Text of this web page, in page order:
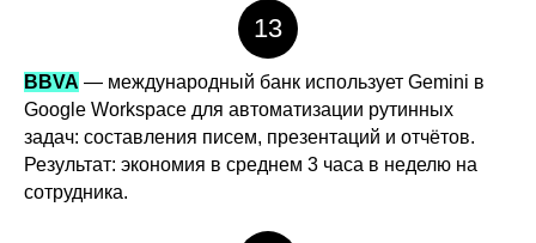
13
BBVA — международный банк использует Gemini в
Google Workspace для автоматизации рутинных
задач: составления писем, презентаций и отчётов.
Результат: экономия в среднем 3 часа в неделю на
сотрудника.